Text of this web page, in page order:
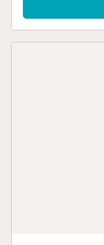
podczas
sofie będziecie